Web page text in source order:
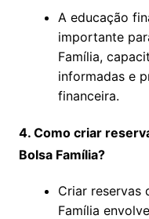
A educação
importante
Família,
informadas e
financeira.
4. Como criar
Bolsa Família?
Criar reservas
Família